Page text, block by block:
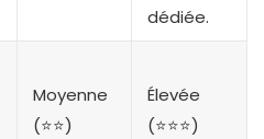
dédiée.
Moyenne
(⭐⭐)
Élevée
(⭐⭐⭐)